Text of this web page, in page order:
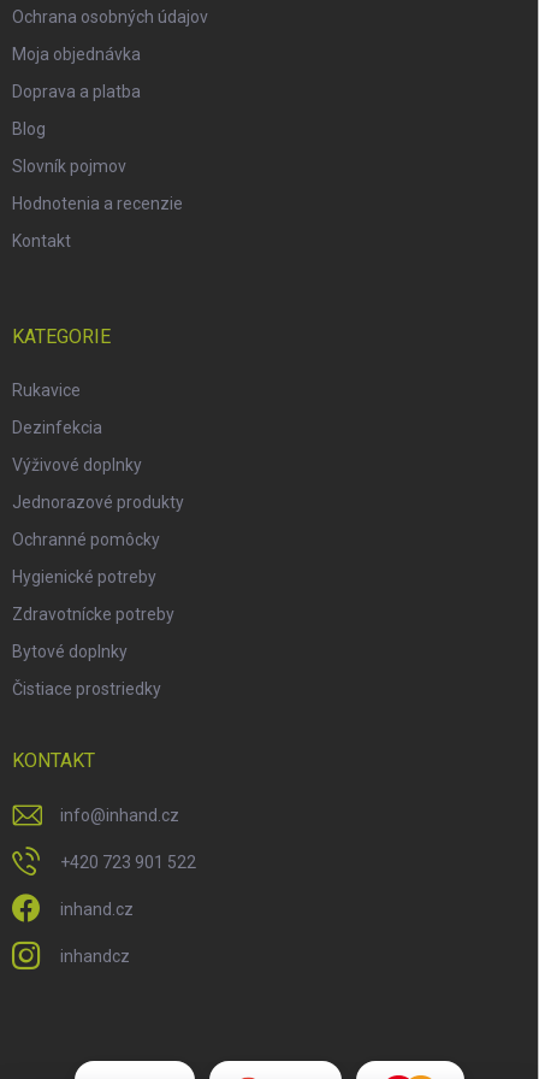
Ochrana osobných údajov
Moja objednávka
Doprava a platba
Blog
Slovník pojmov
Hodnotenia a recenzie
Kontakt
KATEGORIE
Rukavice
Dezinfekcia
Výživové doplnky
Jednorazové produkty
Ochranné pomôcky
Hygienické potreby
Zdravotnícke potreby
Bytové doplnky
Čistiace prostriedky
KONTAKT
info@inhand.cz
+420 723 901 522
inhand.cz
inhandcz